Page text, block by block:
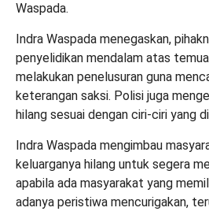
Waspada.
Indra Waspada menegaskan,
penyelidikan mendalam atas
melakukan penelusuran guna
keterangan saksi. Polisi juga
hilang sesuai dengan ciri-ciri yang
Indra Waspada mengimbau
keluarganya hilang untuk segera
apabila ada masyarakat yang
adanya peristiwa mencurigakan,